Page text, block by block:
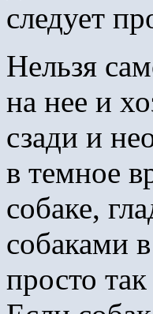
следует
Нельзя
на нее и
сзади и
в темное
собаке,
собаками
просто